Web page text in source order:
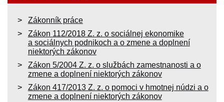
Zákonník práce
Zákon 112/2018 Z. z. o sociálnej ekonomike
a sociálnych podnikoch a o zmene a doplnení
niektorých zákonov
Zákon 5/2004 Z. z. o službách zamestnanosti a o
zmene a doplnení niektorých zákonov
Zákon 417/2013 Z. z. o pomoci v hmotnej núdzi a o
zmene a doplnení niektorých zákonov